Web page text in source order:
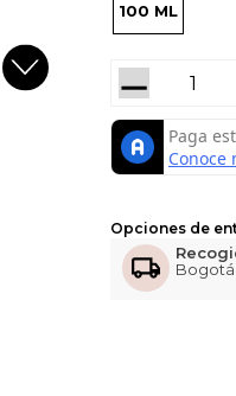
100 ML
－
Opciones de
Bogotá